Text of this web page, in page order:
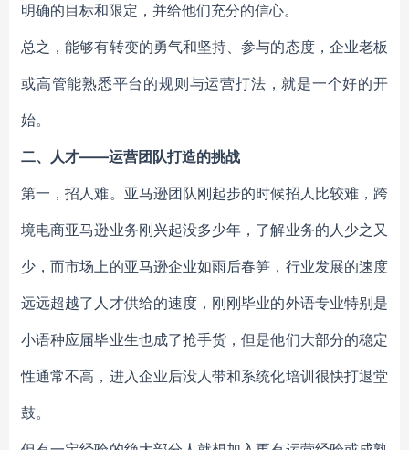
明确的目标和限定，并给他们充分的信心。
总之，能够有转变的勇气和坚持、参与的态度，企业老板
或高管能熟悉平台的规则与运营打法，就是一个好的开
始。
二、人才——运营团队打造的挑战
第一，招人难。亚马逊团队刚起步的时候招人比较难，跨
境电商亚马逊业务刚兴起没多少年，了解业务的人少之又
少，而市场上的亚马逊企业如雨后春笋，行业发展的速度
远远超越了人才供给的速度，刚刚毕业的外语专业特别是
小语种应届毕业生也成了抢手货，但是他们大部分的稳定
性通常不高，进入企业后没人带和系统化培训很快打退堂
鼓。